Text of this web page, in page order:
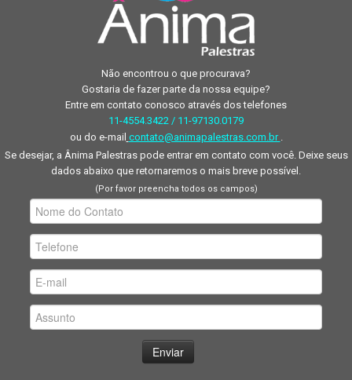
Não encontrou o que procurava?
Gostaria de fazer parte da nossa equipe?
Entre em contato conosco através dos telefones
11-4554.3422 / 11-97130.0179
ou do e-mail contato@animapalestras.com.br .
Se desejar, a Ânima Palestras pode entrar em contato com você. Deixe seus
dados abaixo que retornaremos o mais breve possível.
(Por favor preencha todos os campos)